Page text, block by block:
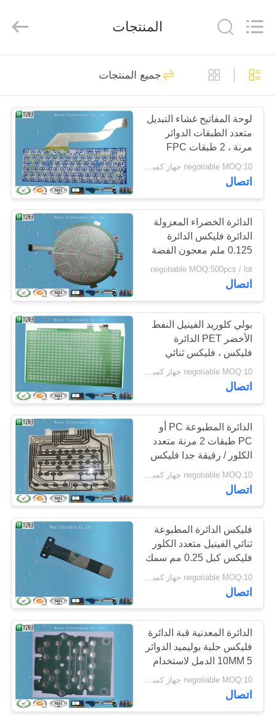
الصفحة
الرئيسية
منتجات
معلومات
جولة
في
المعمل
مراقبة
الجودة
اتصل
اطلب
اقتباس
خريطة
الموقع
PRIVACY
POLICY
Technology
Co.,
Reserved.
FPC غشاء التبديل
تبديل غشاء سعوية
17
النقش غشاء التبديل
48
تبديل غشاء مسطح
13
بالسعة اللمس الدائرة
20
المنتجات
جميع المنتجات
لوحة المفاتيح غشاء التبديل
متعدد الطبقات الدوائر
مرنة ، 2 طبقات FPC
فليكس حلبة المجلس
negotiable MOQ:10 جهاز كمبيوتر شخصى / الكثير
اتصال
الدائرة الخضراء المعزولة
الدائرة فليكس الدائرة
0.125 ملم معجون الفضة
الطباعة للرياضة
الإلكترونية دارت
negotiable MOQ:500pcs / lot
اتصال
بولي كلوريد الفينيل النفط
الأخضر PET الدائرة
فليكس ، فليكس ثنائي
الفينيل متعدد الكلور التبدع
غشاء Keypad حلبة التبديل
negotiable MOQ:10 جهاز كمبيوتر شخصى / الكثير
اتصال
الدائرة المطبوعة PC أو
PC طبقات 2 مرنة متعدد
الكلور / رقيقة جدا فليكس
الكلور مرنة الدائرة
المطبوعة
اتصال
فليكس الدائرة المطبوعة
ثنائي الفينيل متعدد الكلور
فليكس كبل 0.25 مم سمك
مكافحة إزالة البيانات
حماية حسب الطلب
negotiable MOQ:10 جهاز كمبيوتر شخصى / الكثير
اتصال
الدائرة المعدنية قبة الدائرة
فليكس حلبة بوليميد الدوائر
10MM 5 الدمل لاستخدام
البنك
negotiable MOQ:10 جهاز كمبيوتر شخصى / الكثير
اتصال